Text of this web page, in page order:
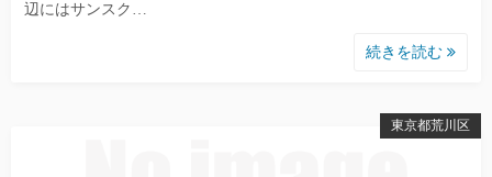
辺にはサンスク…
続きを読む
東京都荒川区